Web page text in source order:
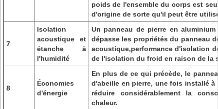
poids de l'ensemble du corps est
d'origine de sorte qu'il peut être
7
Isolation
acoustique et
étanche à
l'humidité
Un panneau de pierre en
dépasse les propriétés du panneau
acoustique,performance d'isolation
de l'isolation du froid en raison de la
8
Économies
d'énergie
En plus de ce qui précède, le
d'abeille en pierre, une fois installé
réduire considérablement la
chaleur.